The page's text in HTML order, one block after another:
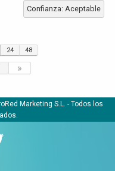
Confianza: Aceptable
24 48
»
Marketing S.L. - Todos los